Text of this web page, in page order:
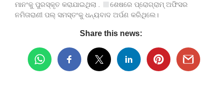
ମାନଂକୁ ପୁରସ୍କୃତ କରାଯାଇଥିଲା .
ଶେଷରେ ପ୍ରୋଗ୍ରାମ୍ ଅଫିସର
ନମିତାରାଣୀ ପଲ୍ ସମସ୍ତଂକୁ ଧନ୍ୟବାଦ ଅର୍ପଣ କରିଥିଲେ।
Share this news: